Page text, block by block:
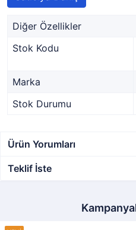
Diğer Özellikler
Stok Kodu
Marka
Stok Durumu
Ürün Yorumları
Teklif İste